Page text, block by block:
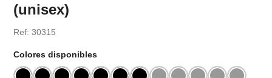
(unisex)
Ref: 30315
Colores disponibles